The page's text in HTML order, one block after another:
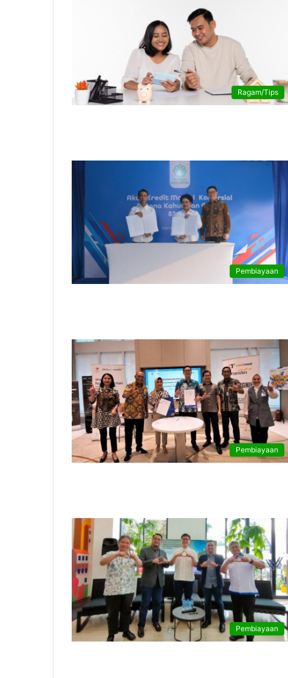
Ragam/Tips
Pembiayaan
Pembiayaan
Pembiayaan